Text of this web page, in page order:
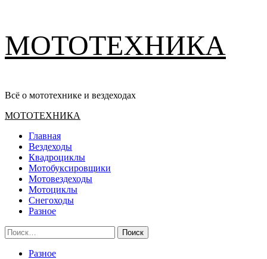
содержимому
МОТОТЕХНИКА
Всё о мототехнике и вездеходах
Основное
МОТОТЕХНИКА
Главная
Вездеходы
Квадроциклы
Мотобуксировщики
Мотовездеходы
Мотоциклы
Снегоходы
Разное
Найти:
Разное